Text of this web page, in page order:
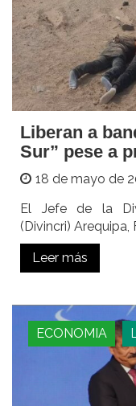
Liberan a
Sur” pese a
18 de mayo de
El Jefe de la
(Divincri)
Leer más
ECONOMIA